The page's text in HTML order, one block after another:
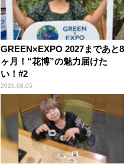
GREEN×EXPO 2027まであと8
ヶ月！“花博”の魅力届けた
い！#2
2026.08.05